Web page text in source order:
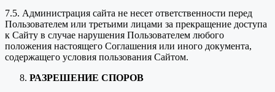
7.5. Администрация сайта не несет ответственности перед
Пользователем или третьими лицами за прекращение доступа
к Сайту в случае нарушения Пользователем любого
положения настоящего Соглашения или иного документа,
содержащего условия пользования Сайтом.
РАЗРЕШЕНИЕ СПОРОВ